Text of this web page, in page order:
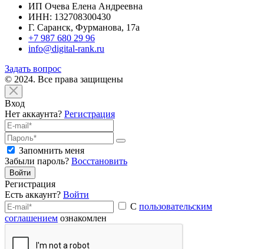
ИП Очева Елена Андреевна
ИНН: 132708300430
Г. Саранск, Фурманова, 17а
+7 987 680 29 96
info@digital-rank.ru
Задать вопрос
© 2024. Все права защищены
Вход
Нет аккаунта? Регистрация
Запомнить меня
Забыли пароль? Восстановить
Войти
Регистрация
Есть аккаунт? Войти
С пользовательским
соглашением ознакомлен